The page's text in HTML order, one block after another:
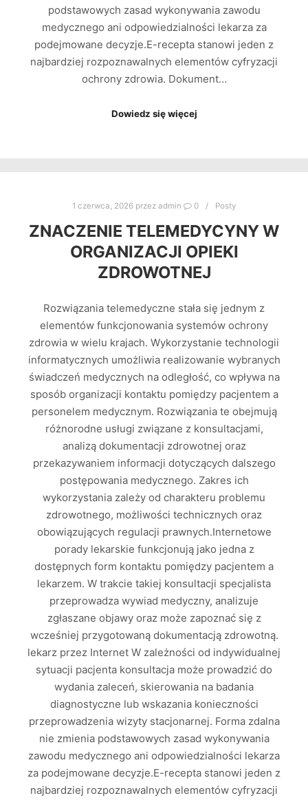
podstawowych zasad wykonywania zawodu
medycznego ani odpowiedzialności lekarza za
podejmowane decyzje.E-recepta stanowi jeden z
najbardziej rozpoznawalnych elementów cyfryzacji
ochrony zdrowia. Dokument…
Dowiedz się więcej
1 czerwca, 2026 przez admin 0 Posty
ZNACZENIE TELEMEDYCYNY W
ORGANIZACJI OPIEKI
ZDROWOTNEJ
Rozwiązania telemedyczne stała się jednym z
elementów funkcjonowania systemów ochrony
zdrowia w wielu krajach. Wykorzystanie technologii
informatycznych umożliwia realizowanie wybranych
świadczeń medycznych na odległość, co wpływa na
sposób organizacji kontaktu pomiędzy pacjentem a
personelem medycznym. Rozwiązania te obejmują
różnorodne usługi związane z konsultacjami,
analizą dokumentacji zdrowotnej oraz
przekazywaniem informacji dotyczących dalszego
postępowania medycznego. Zakres ich
wykorzystania zależy od charakteru problemu
zdrowotnego, możliwości technicznych oraz
obowiązujących regulacji prawnych.Internetowe
porady lekarskie funkcjonują jako jedna z
dostępnych form kontaktu pomiędzy pacjentem a
lekarzem. W trakcie takiej konsultacji specjalista
przeprowadza wywiad medyczny, analizuje
zgłaszane objawy oraz może zapoznać się z
wcześniej przygotowaną dokumentacją zdrowotną.
lekarz przez Internet W zależności od indywidualnej
sytuacji pacjenta konsultacja może prowadzić do
wydania zaleceń, skierowania na badania
diagnostyczne lub wskazania konieczności
przeprowadzenia wizyty stacjonarnej. Forma zdalna
nie zmienia podstawowych zasad wykonywania
zawodu medycznego ani odpowiedzialności lekarza
za podejmowane decyzje.E-recepta stanowi jeden z
najbardziej rozpoznawalnych elementów cyfryzacji